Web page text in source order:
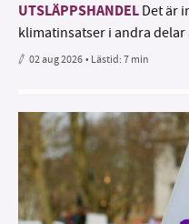
UTSLÄPPSHANDEL Det är
klimatinsatser i andra delar
02 aug 2026• Lästid:7 min